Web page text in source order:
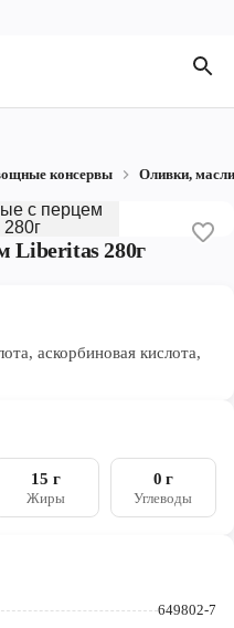
консервы Оливки,
Liberitas 280г
аскорбиновая кислота,
15 г
Жиры
0 г
Углеводы
649802-7